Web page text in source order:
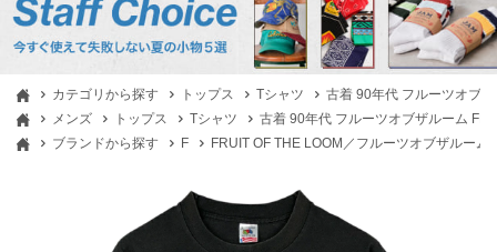
カテゴリから探す トップス Tシャツ
古着 90年代 フルーツオブ
メンズ
トップス Tシャツ
古着 90年代 フルーツオブザルーム
ブランドから探す
F FRUIT OF THE LOOM／フルーツオブザルーム